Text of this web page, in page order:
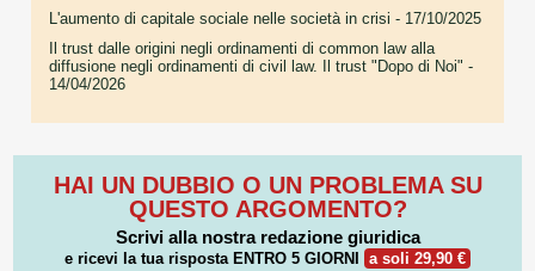
L'aumento di capitale sociale nelle società in crisi - 17/10/2025
Il trust dalle origini negli ordinamenti di common law alla
diffusione negli ordinamenti di civil law. Il trust "Dopo di Noi" -
14/04/2026
HAI UN DUBBIO O UN PROBLEMA SU
QUESTO ARGOMENTO?
Scrivi alla nostra redazione giuridica
e ricevi la tua risposta ENTRO 5 GIORNI a soli 29,90 €